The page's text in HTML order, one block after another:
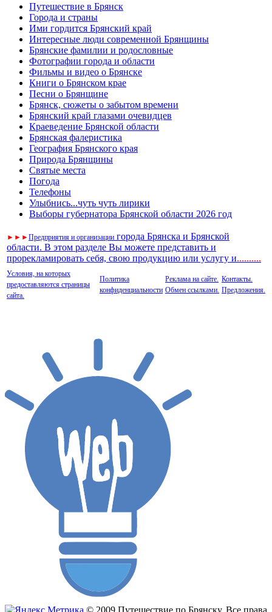
Путешествие в Брянск
Города и страны
Ими гордится Брянский край
Интересные люди современной Брянщины
Брянские фамилии и родословные
Фотографии города и области
Фильмы и видео о Брянске
Книги о Брянском крае
Песни о Брянщине
Брянск, сюжеты о забытом времени
Брянский край глазами очевидцев
Краеведение Брянской области
Брянская фалеристика
География Брянского края
Природа Брянщины
Святые места
Погода
Телефоны
Улыбнись...чуть чуть лирики
Выборы губернатора Брянской области 2026 год
► ► ►Предприятия и организации города Брянска и Брянской
области. В этом разделе Вы можете представить и
прорекламировать себя, свою продукцию или услугу и..........
Условия, на которых
предоставляются страницы
сайта.
Политика
конфиденциальности
Реклама на сайте.
Обмен ссылками.
Контакты.
Предложения.
© 2009 Путешествие по Брянску. Все права